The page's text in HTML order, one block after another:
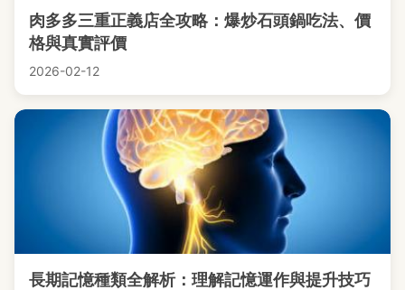
肉多多三重正義店全攻略：爆炒石頭鍋吃法、價
格與真實評價
2026-02-12
長期記憶種類全解析：理解記憶運作與提升技巧